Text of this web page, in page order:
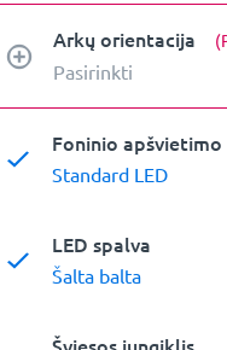
Arkų orientacija
Pasirinkti
Foninio
Standard LED
LED spalva
Šalta balta